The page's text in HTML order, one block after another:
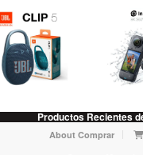
Productos Recientes
About Comprar